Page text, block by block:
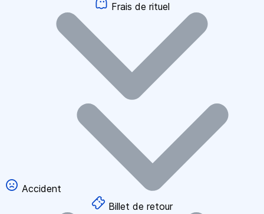
Frais de rituel
Accident
Billet de retour